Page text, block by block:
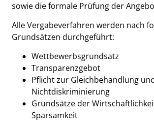
sowie die formale Prüfung der
Alle Vergabeverfahren werden nach
Grundsätzen durchgeführt:
Wettbewerbsgrundsatz
Transparenzgebot
Pflicht zur Gleichbehandlung
Nichtdiskriminierung
Grundsätze der
Sparsamkeit